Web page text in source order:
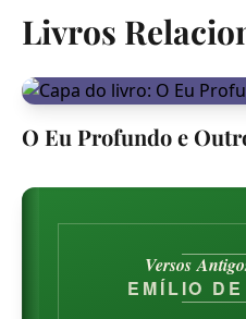
Livros
O Eu Profundo e
Versos
EMÍLIO